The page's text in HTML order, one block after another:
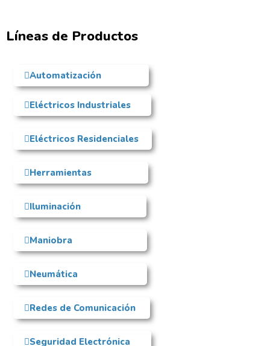
Líneas de Productos
Automatización
Eléctricos Industriales
Eléctricos Residenciales
Herramientas
Iluminación
Maniobra
Neumática
Redes de Comunicación
Seguridad Electrónica